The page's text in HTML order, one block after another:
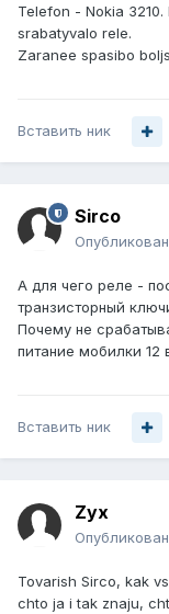
Telefon - Nokia
srabatyvalo rele.
Zaranee spasibo
Вставить ник
Sirco
А для чего реле -
транзисторный
Почему не
питание мобилки 12
Вставить ник
Zyx
Tovarish Sirco, kak
chto ja i tak znaju,